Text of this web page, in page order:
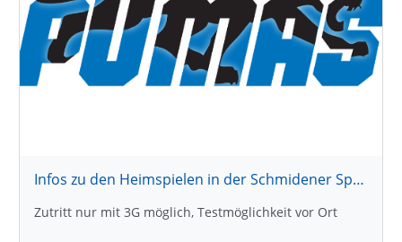
Infos zu den Heimspielen in der Schmidener Sporthalle
Zutritt nur mit 3G möglich, Testmöglichkeit vor Ort